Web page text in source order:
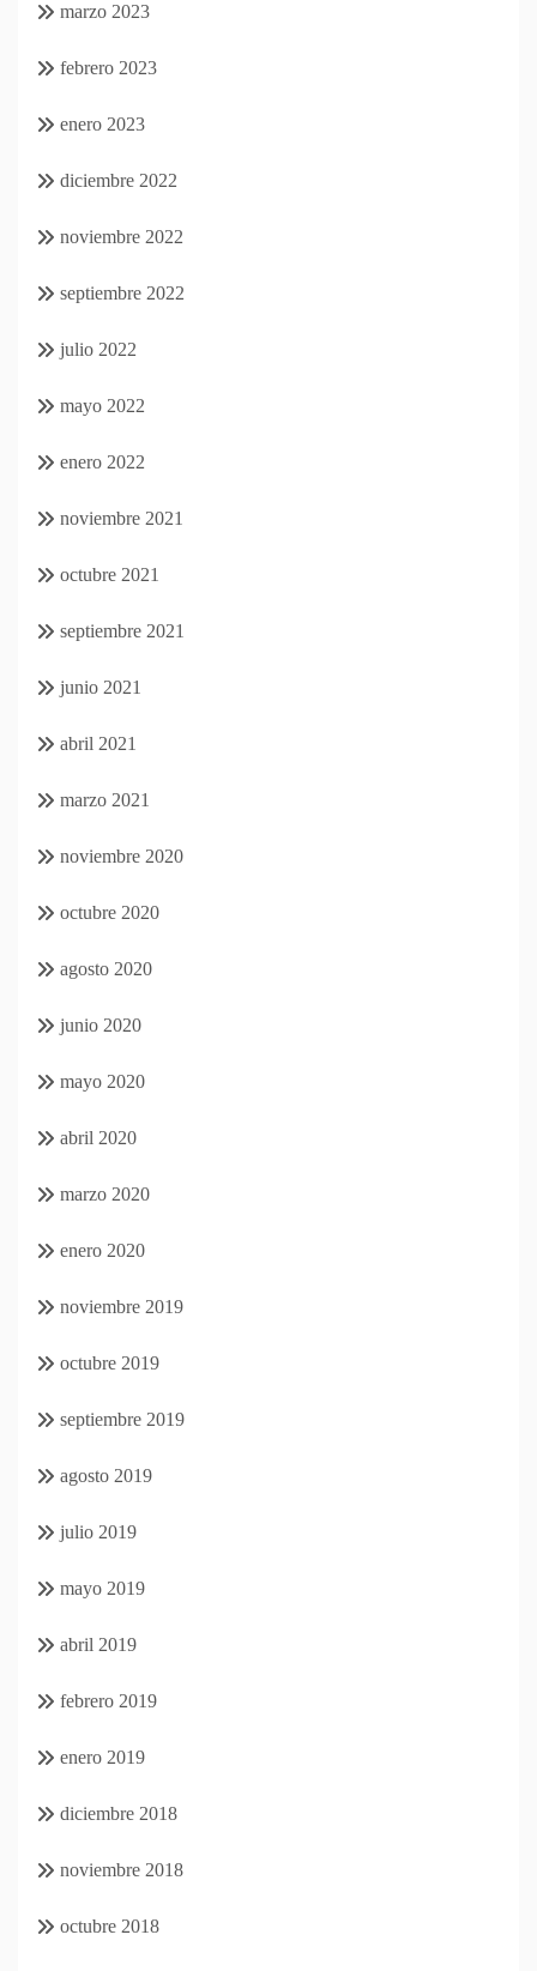
marzo 2023
febrero 2023
enero 2023
diciembre 2022
noviembre 2022
septiembre 2022
julio 2022
mayo 2022
enero 2022
noviembre 2021
octubre 2021
septiembre 2021
junio 2021
abril 2021
marzo 2021
noviembre 2020
octubre 2020
agosto 2020
junio 2020
mayo 2020
abril 2020
marzo 2020
enero 2020
noviembre 2019
octubre 2019
septiembre 2019
agosto 2019
julio 2019
mayo 2019
abril 2019
febrero 2019
enero 2019
diciembre 2018
noviembre 2018
octubre 2018